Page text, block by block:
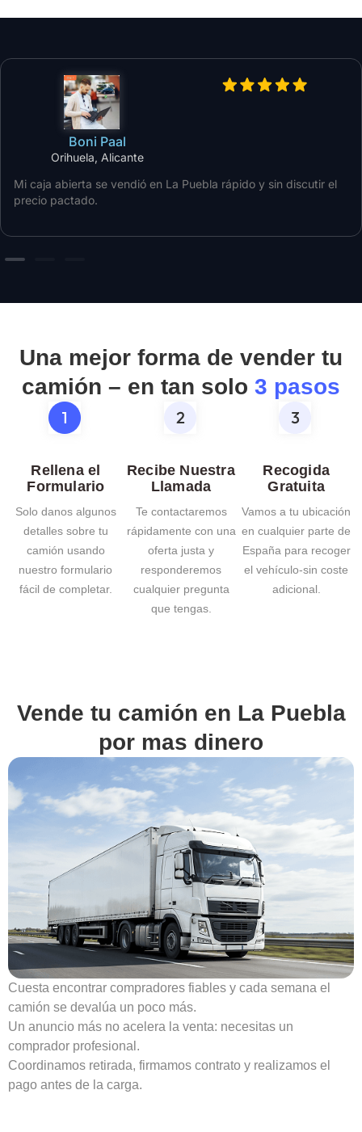
Boni Paal
Orihuela, Alicante
Mi caja abierta se vendió en La Puebla rápido y sin discutir el
precio pactado.
Una mejor forma de vender tu
camión – en tan solo 3 pasos
Rellena el
Formulario
Solo danos algunos
detalles sobre tu
camión usando
nuestro formulario
fácil de completar.
Recibe Nuestra
Llamada
Te contactaremos
rápidamente con una
oferta justa y
responderemos
cualquier pregunta
que tengas.
Recogida
Gratuita
Vamos a tu ubicación
en cualquier parte de
España para recoger
el vehículo-sin coste
adicional.
Vende tu camión en La Puebla
por mas dinero
Cuesta encontrar compradores fiables y cada semana el
camión se devalúa un poco más.
Un anuncio más no acelera la venta: necesitas un
comprador profesional.
Coordinamos retirada, firmamos contrato y realizamos el
pago antes de la carga.